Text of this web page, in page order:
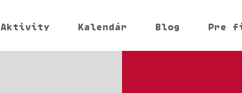
Aktivity Kalendár Blog Pre